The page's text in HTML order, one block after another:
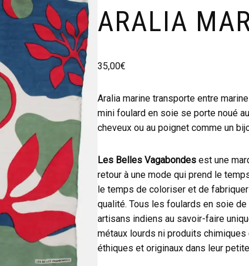
ARALIA
35,00€
Aralia marine transporte entre
mini foulard en soie se porte noué
cheveux ou au poignet comme un
Les Belles Vagabondes est une
retour à une mode qui prend le
le temps de coloriser et de
qualité. Tous les foulards en soie
artisans indiens au savoir-faire
métaux lourds ni produits
éthiques et originaux dans leur